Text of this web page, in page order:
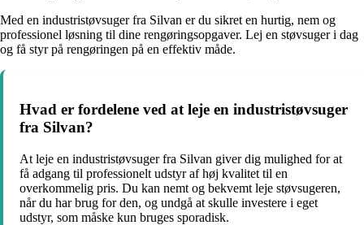
Med en industristøvsuger fra Silvan er du sikret en hurtig, nem og
professionel løsning til dine rengøringsopgaver. Lej en støvsuger i dag
og få styr på rengøringen på en effektiv måde.
Hvad er fordelene ved at leje en industristøvsuger
fra Silvan?
At leje en industristøvsuger fra Silvan giver dig mulighed for at
få adgang til professionelt udstyr af høj kvalitet til en
overkommelig pris. Du kan nemt og bekvemt leje støvsugeren,
når du har brug for den, og undgå at skulle investere i eget
udstyr, som måske kun bruges sporadisk.